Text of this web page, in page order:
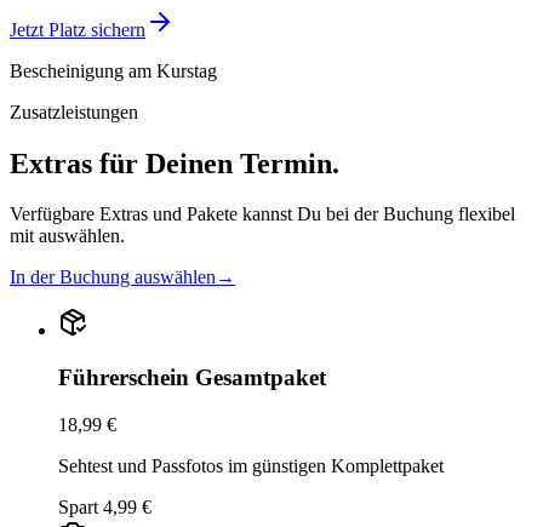
Jetzt Platz sichern
Bescheinigung am Kurstag
Zusatzleistungen
Extras für Deinen Termin.
Verfügbare Extras und Pakete kannst Du bei der Buchung flexibel
mit auswählen.
In der Buchung auswählen→
Führerschein Gesamtpaket
18,99 €
Sehtest und Passfotos im günstigen Komplettpaket
Spart 4,99 €